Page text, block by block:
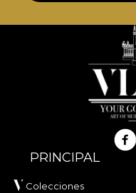
PRINCIPAL
Colecciones